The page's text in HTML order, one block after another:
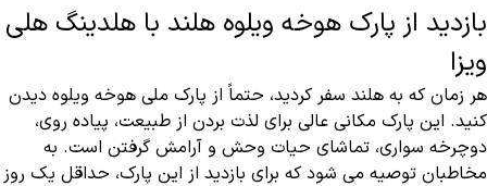
بازدید از پارک هوخه ویلوه هلند با هلدینگ هلی
ویزا
هر زمان که به هلند سفر کردید، حتماً از پارک ملی هوخه ویلوه دیدن
کنید. این پارک مکانی عالی برای لذت بردن از طبیعت، پیاده روی،
دوچرخه سواری، تماشای حیات وحش و آرامش گرفتن است. به
مخاطبان توصیه می شود که برای بازدید از این پارک، حداقل یک روز